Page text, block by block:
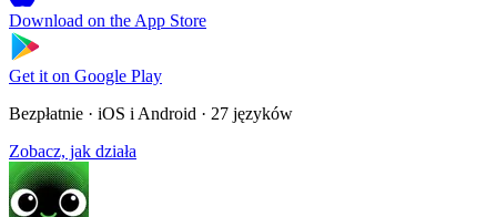
Download on the App Store
Get it on Google Play
Bezpłatnie · iOS i Android · 27 języków
Zobacz, jak działa